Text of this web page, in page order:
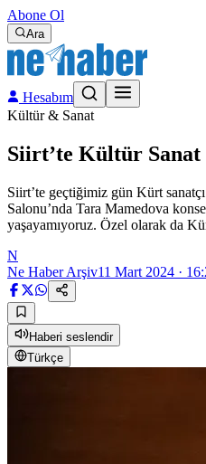
Abone Ol
Ara
Hesabım
Kültür & Sanat
Siirt’te Kültür
Siirt’te geçtiğimiz gün Kürt
Salonu’nda Tara Mamedova
yaşayamıyoruz. Özel olarak da
N
Ne Haber Arşiv11 Mart 2024 ·
Haberi seslendir
Türkçe